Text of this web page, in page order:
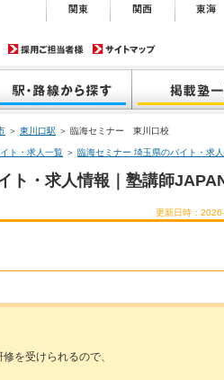
＞ 東川口駅 ＞ 臨海セミナー 東川口校
ト・求人一覧 ＞ 臨海セミナー 埼玉県のバイト・求
ト・求人情報｜塾講師
更新日時：
を受けられるので、